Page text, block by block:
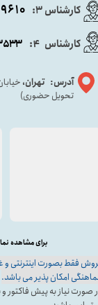
آدرس: تهران،
تحویل حضوری)
کارشناس ۳:
فقط بصورت اینترنتی و
امکان پذیر می باشد.
برای مشاهده
کارشناس 4
: ۵۳۳